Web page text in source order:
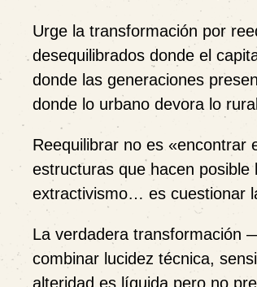
Urge la transformación por
desequilibrados donde el
donde las generaciones
donde lo urbano devora lo
Reequilibrar no es
estructuras que hacen
extractivismo… es cuestionar
La verdadera transformación
combinar lucidez técnica,
alteridad es líquida pero no